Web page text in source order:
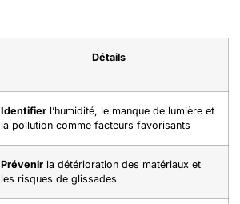
Détails
Identifier l’humidité, le manque de lumière et
la pollution comme facteurs favorisants
Prévenir la détérioration des matériaux et
les risques de glissades